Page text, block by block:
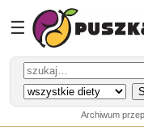
☰
Archiwum